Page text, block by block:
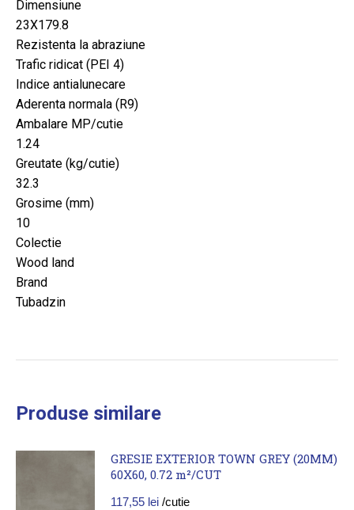
Dimensiune
23X179.8
Rezistenta la abraziune
Trafic ridicat (PEI 4)
Indice antialunecare
Aderenta normala (R9)
Ambalare MP/cutie
1.24
Greutate (kg/cutie)
32.3
Grosime (mm)
10
Colectie
Wood land
Brand
Tubadzin
Produse similare
GRESIE EXTERIOR TOWN GREY (20MM)
60X60, 0.72 m²/CUT
117,55 lei /cutie